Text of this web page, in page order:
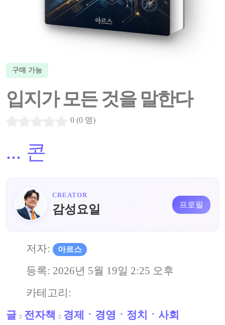
구매 가능
입지가 모든 것을 말한다
0 (0 명)
... 콘
CREATOR
감성요일 프로필
저자: 아르스
등록: 2026년 5월 19일 2:25 오후
카테고리:
글
전자책 경제ㆍ경영ㆍ정치ㆍ사회